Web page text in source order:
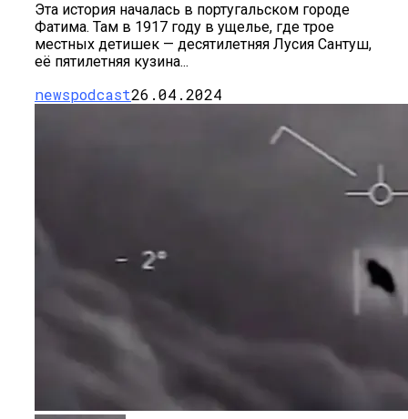
Эта история началась в португальском городе
Фатима. Там в 1917 году в ущелье, где трое
местных детишек — десятилетняя Лусия Сантуш,
её пятилетняя кузина...
newspodcast26.04.2024